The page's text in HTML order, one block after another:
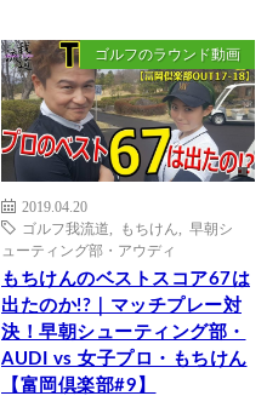
ゴルフのラウンド動画
2019.04.20
ゴルフ我流道
もちけん
早朝シ
ューティング部・アウディ
もちけんのベストスコア67は
出たのか!?｜マッチプレー対
決！早朝シューティング部・
AUDI vs 女子プロ・もちけん
【富岡倶楽部#9】